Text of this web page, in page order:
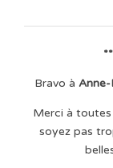
Bravo à Anne-
Merci à
soyez pas